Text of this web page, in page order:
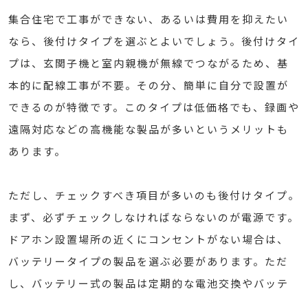
集合住宅で工事ができない、あるいは費用を抑えたい
なら、後付けタイプを選ぶとよいでしょう。後付けタイ
プは、玄関子機と室内親機が無線でつながるため、基
本的に配線工事が不要。その分、簡単に自分で設置が
できるのが特徴です。このタイプは低価格でも、録画や
遠隔対応などの高機能な製品が多いというメリットも
あります。
ただし、チェックすべき項目が多いのも後付けタイプ。
まず、必ずチェックしなければならないのが電源です。
ドアホン設置場所の近くにコンセントがない場合は、
バッテリータイプの製品を選ぶ必要があります。ただ
し、バッテリー式の製品は定期的な電池交換やバッテ